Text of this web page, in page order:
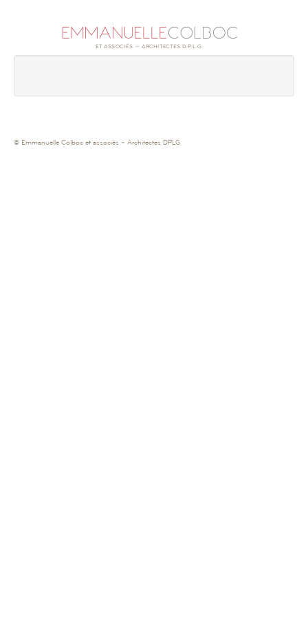
© Emmanuelle Colboc et associés – Architectes DPLG